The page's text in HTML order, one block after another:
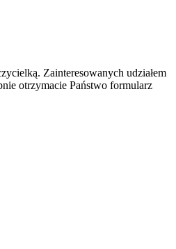
Zainteresowanych udziałem
otrzymacie Państwo formularz